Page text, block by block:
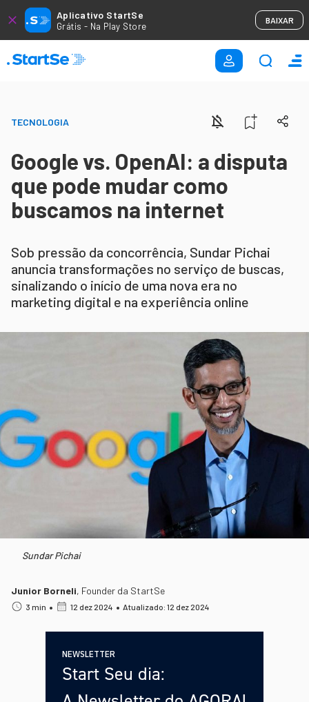
Aplicativo StartSe
Grátis - Na Play Store
BAIXAR
TECNOLOGIA
Google vs. OpenAI: a disputa
que pode mudar como
buscamos na internet
Sob pressão da concorrência, Sundar Pichai
anuncia transformações no serviço de buscas,
sinalizando o início de uma nova era no
marketing digital e na experiência online
Sundar Pichai
Junior Borneli, Founder da StartSe
3 min • 12 dez 2024 • Atualizado: 12 dez 2024
NEWSLETTER
Start Seu dia: